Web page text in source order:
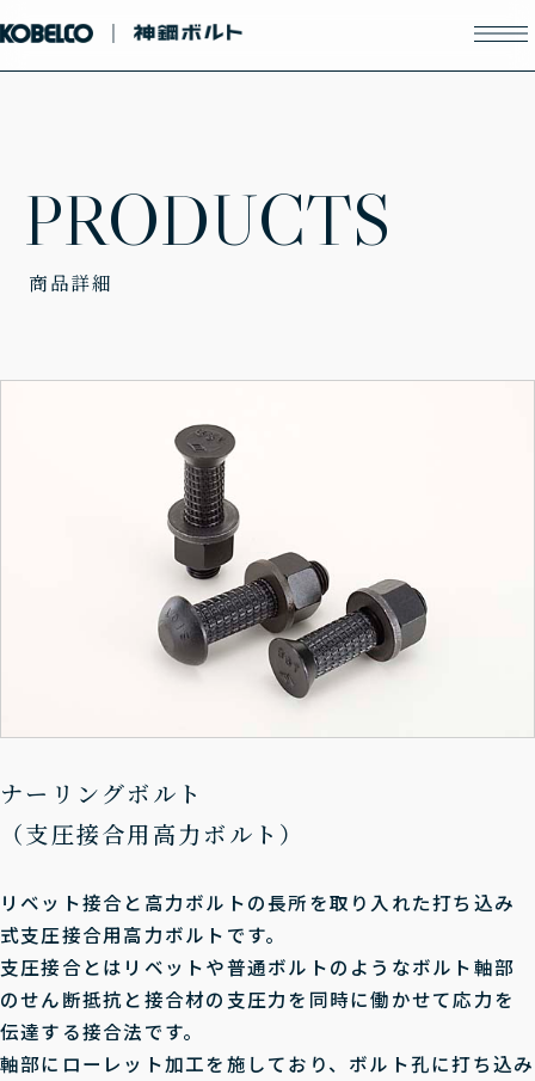
PRODUCTS
商品詳細
ナーリングボルト
（支圧接合用高力ボルト）
リベット接合と高力ボルトの長所を取り入れた打ち込み
式支圧接合用高力ボルトです。
支圧接合とはリベットや普通ボルトのようなボルト軸部
のせん断抵抗と接合材の支圧力を同時に働かせて応力を
伝達する接合法です。
軸部にローレット加工を施しており、ボルト孔に打ち込み